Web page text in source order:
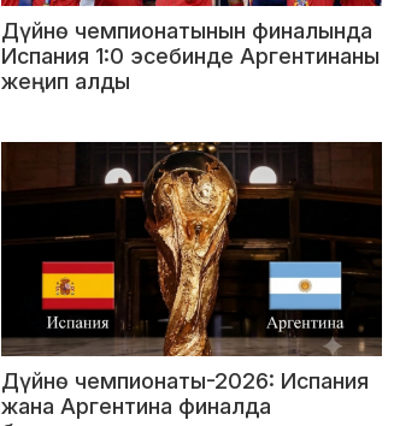
Дүйнө чемпионатынын финалында
Испания 1:0 эсебинде Аргентинаны
жеңип алды
Дүйнө чемпионаты-2026: Испания
жана Аргентина финалда